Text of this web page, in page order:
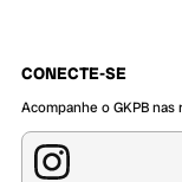
CONECTE-SE
Acompanhe o GKPB